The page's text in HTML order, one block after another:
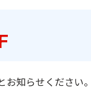
知らせください。